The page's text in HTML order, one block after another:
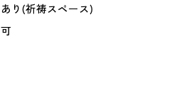
あり(祈祷スペース)
可